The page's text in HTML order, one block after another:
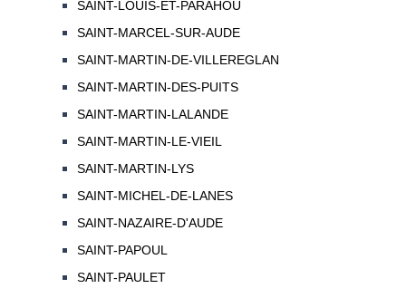
SAINT-LOUIS-ET-PARAHOU
SAINT-MARCEL-SUR-AUDE
SAINT-MARTIN-DE-VILLEREGLAN
SAINT-MARTIN-DES-PUITS
SAINT-MARTIN-LALANDE
SAINT-MARTIN-LE-VIEIL
SAINT-MARTIN-LYS
SAINT-MICHEL-DE-LANES
SAINT-NAZAIRE-D'AUDE
SAINT-PAPOUL
SAINT-PAULET